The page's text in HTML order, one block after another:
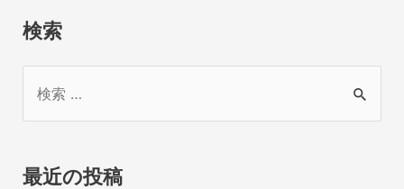
検索
象
最近の投稿